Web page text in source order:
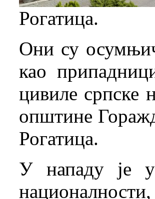
Рогатица.
Они су
као
цивиле српске
општине
Рогатица.
У нападу је
националности,